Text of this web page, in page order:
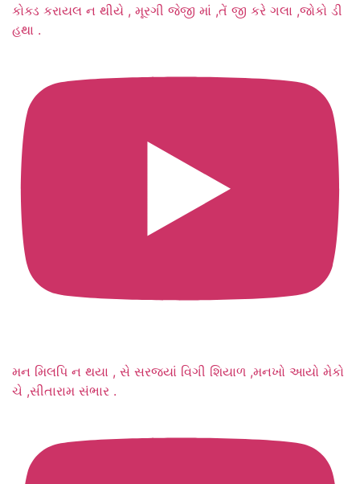
કોક્ડ કરાયલ ન થીયે , મૂરગી જેજી માં ,તેં જી કરે ગલા ,જોકો ડી
હથા .
મન મિલપિ ન થયા , સે સરજ્યાં વિગી શિયાળ ,મનખો આયો મેકો
ચે ,સીતારામ સંભાર .